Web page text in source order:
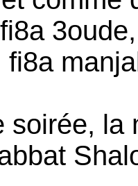
fi8a
soirée, la